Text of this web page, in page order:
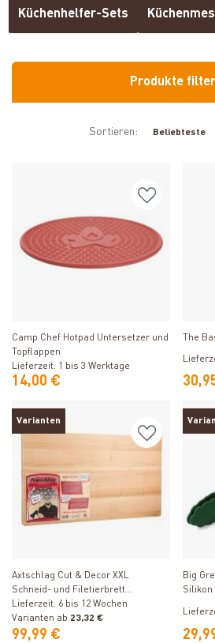
Küchenhelfer-Sets
Produkte
Sortieren:
Camp Chef Hotpad Untersetzer und
Topflappen
Lieferzeit: 1 bis 3 Werktage
14,00 €
The
Varianten
Axtschlag Cut & Decor XXL
Schneid- und Filetierbrett
Kirschholz
Lieferzeit: 6 bis 12 Wochen
Varianten ab 23,32 €
99,99 €
Big
Silikon